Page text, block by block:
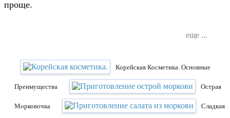
проще.
еще ...
Корейская Косметика. Основные
Преимущества Острая
Морковочка Сладкая